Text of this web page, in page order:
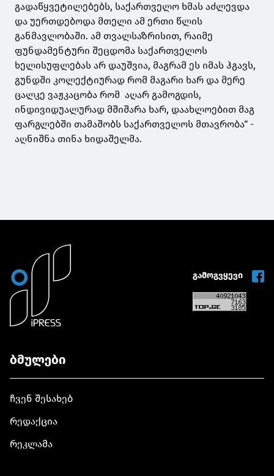
გადაწყვეტილებებს, საქართველო ხმას აძლევდა
და უერთდებოდა მთელი ამ ერთი წლის
განმავლობაში. ამ თვალსაზრისით, რაიმე
ფუნდამენტური შეცდომა საქართველოს
ხელისუფლებას არ დაუშვია, მაგრამ ეს იმას ჰგავს,
გუნდში კოლექტიურად რომ მაგარი ხარ და მერე
ცალკე ვაჟკაცობა რომ აღარ გამოგდის,
ინდივიდუალურად მშიშარა ხარ, დაახლოებით მაგ
ფარგლებში თამაშობს საქართველოს მთავრობა“ -
აღნიშნა თინა ხიდაშელმა.
გამოგვყევი
ბმულები
ჩვენ შესახებ
რედაქცია
რეკლამა